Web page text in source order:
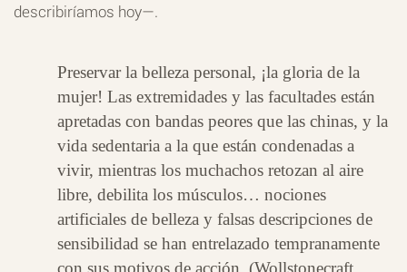
describiríamos hoy—.
Preservar la belleza personal, ¡la gloria de la
mujer! Las extremidades y las facultades están
apretadas con bandas peores que las chinas, y la
vida sedentaria a la que están condenadas a
vivir, mientras los muchachos retozan al aire
libre, debilita los músculos… nociones
artificiales de belleza y falsas descripciones de
sensibilidad se han entrelazado tempranamente
con sus motivos de acción. (Wollstonecraft